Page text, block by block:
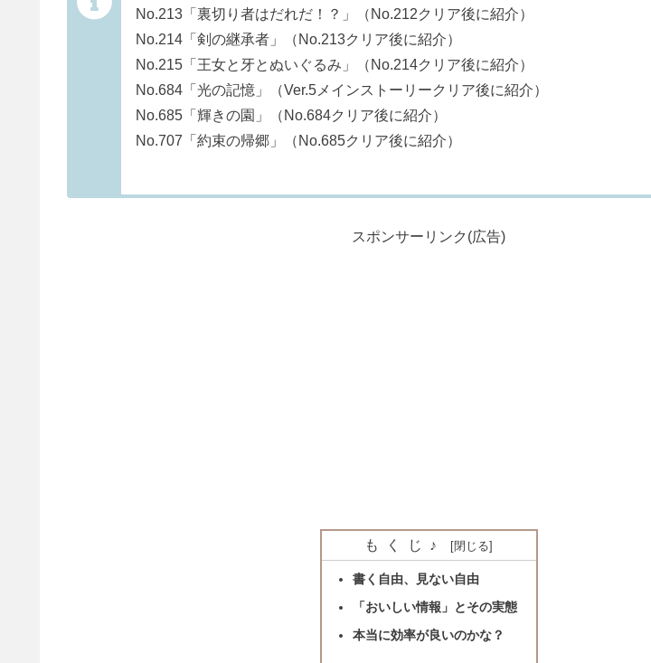
No.213「裏切り者はだれだ！？」（No.212クリア後に紹介）
No.214「剣の継承者」（No.213クリア後に紹介）
No.215「王女と牙とぬいぐるみ」（No.214クリア後に紹介）
No.684「光の記憶」（Ver.5メインストーリークリア後に紹介）
No.685「輝きの園」（No.684クリア後に紹介）
No.707「約束の帰郷」（No.685クリア後に紹介）
スポンサーリンク(広告)
もくじ♪
書く自由、見ない自由
「おいしい情報」とその実態
本当に効率が良いのかな？